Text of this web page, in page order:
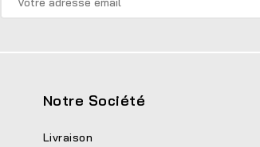
Notre Société
Livraison